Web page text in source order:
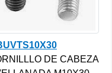
DE CABEZA